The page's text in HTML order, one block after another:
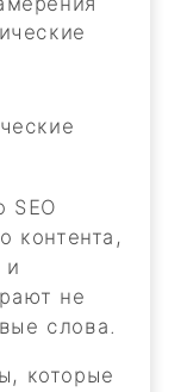
SEO
контента,
и
не
слова.
которые